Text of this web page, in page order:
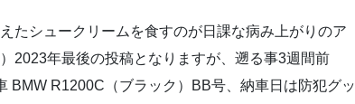
たシュークリームを食すのが日課な病み上がりのア
2023年最後の投稿となりますが、遡る事3週間前
BMW R1200C（ブラック）BB号、納車日は防犯グッ